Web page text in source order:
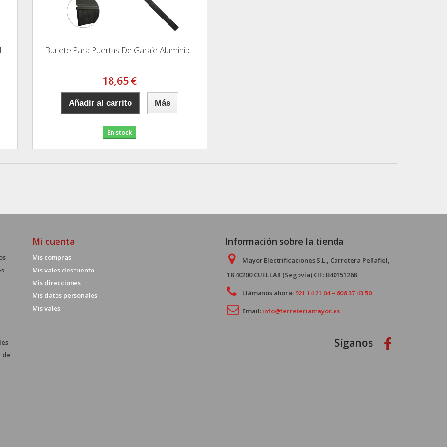
Burlete Para Puertas De Garaje Aluminio...
18,65 €
Añadir al carrito Más
En stock
de
Mi cuenta
Mis compras
Mis vales descuento
Mis direcciones
Mis datos personales
Mis vales
Información sobre la tienda
Mayor Electrificaciones S.L., Carretera Peñafiel,
18 40200 CUÉLLAR (Segovia) CIF: B40151268
Llámanos ahora: 921 14 21 04 – 606 37 43 50
Email: info@ferreteriamayor.es
Síganos